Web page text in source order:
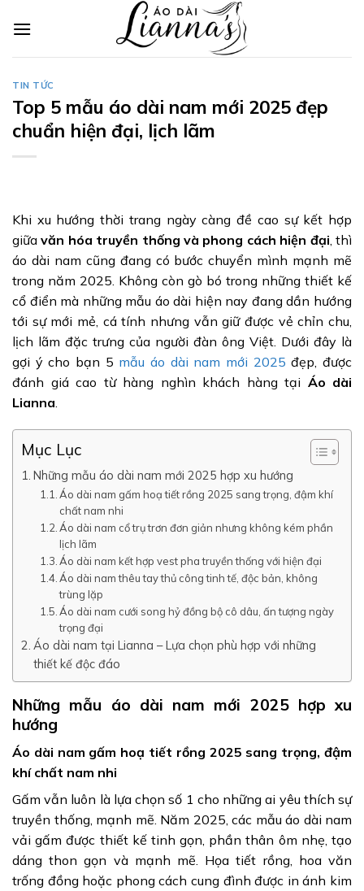
TIN TỨC
Top 5 mẫu áo dài nam mới 2025 đẹp
chuẩn hiện đại, lịch lãm
Khi xu hướng thời trang ngày càng đề cao sự kết hợp
giữavăn hóa truyền thống và phong cách hiện đại , thì
áo dài nam cũng đang có bước chuyển mình mạnh mẽ
trong năm 2025. Không còn gò bó trong những thiết kế
cổ điển mà những mẫu áo dài hiện nay đang dần hướng
tới sự mới mẻ, cá tính nhưng vẫn giữ được vẻ chỉn chu,
lịch lãm đặc trưng của người đàn ông Việt. Dưới đây là
gợi ý cho bạn 5 mẫu áo dài nam mới 2025 đẹp, được
đánh giá cao từ hàng nghìn khách hàng tại Áo dài
Lianna
Mục Lục
Những mẫu áo dài nam mới 2025 hợp xu hướng
Áo dài nam gấm hoạ tiết rồng 2025 sang trọng, đậm khí
chất nam nhi
Áo dài nam cổ trụ trơn đơn giản nhưng không kém phần
lịch lãm
Áo dài nam kết hợp vest pha truyền thống với hiện đại
Áo dài nam thêu tay thủ công tinh tế, độc bản, không
trùng lặp
Áo dài nam cưới song hỷ đồng bộ cô dâu, ấn tượng ngày
trọng đại
Áo dài nam tại Lianna – Lựa chọn phù hợp với những
thiết kế độc đáo
Những mẫu áo dài nam mới 2025 hợp xu
hướng
Áo dài nam gấm hoạ tiết rồng 2025 sang trọng, đậm
khí chất nam nhi
Gấm vẫn luôn là lựa chọn số 1 cho những ai yêu thích sự
truyền thống, mạnh mẽ. Năm 2025, các mẫu áo dài nam
vải gấm được thiết kế tinh gọn, phần thân ôm nhẹ, tạo
dáng thon gọn và mạnh mẽ. Họa tiết rồng, hoa văn
trống đồng hoặc phong cách cung đình được in ánh kim